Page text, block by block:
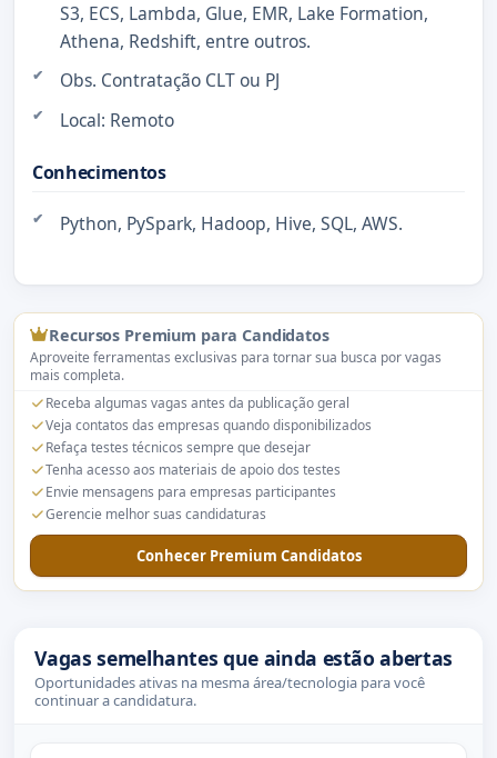
S3, ECS, Lambda, Glue, EMR, Lake Formation,
Athena, Redshift, entre outros.
Obs. Contratação CLT ou PJ
Local: Remoto
Conhecimentos
Python, PySpark, Hadoop, Hive, SQL, AWS.
Recursos Premium para Candidatos
Aproveite ferramentas exclusivas para tornar sua busca por vagas
mais completa.
Receba algumas vagas antes da publicação geral
Veja contatos das empresas quando disponibilizados
Refaça testes técnicos sempre que desejar
Tenha acesso aos materiais de apoio dos testes
Envie mensagens para empresas participantes
Gerencie melhor suas candidaturas
Conhecer Premium Candidatos
Vagas semelhantes que ainda estão abertas
Oportunidades ativas na mesma área/tecnologia para você
continuar a candidatura.